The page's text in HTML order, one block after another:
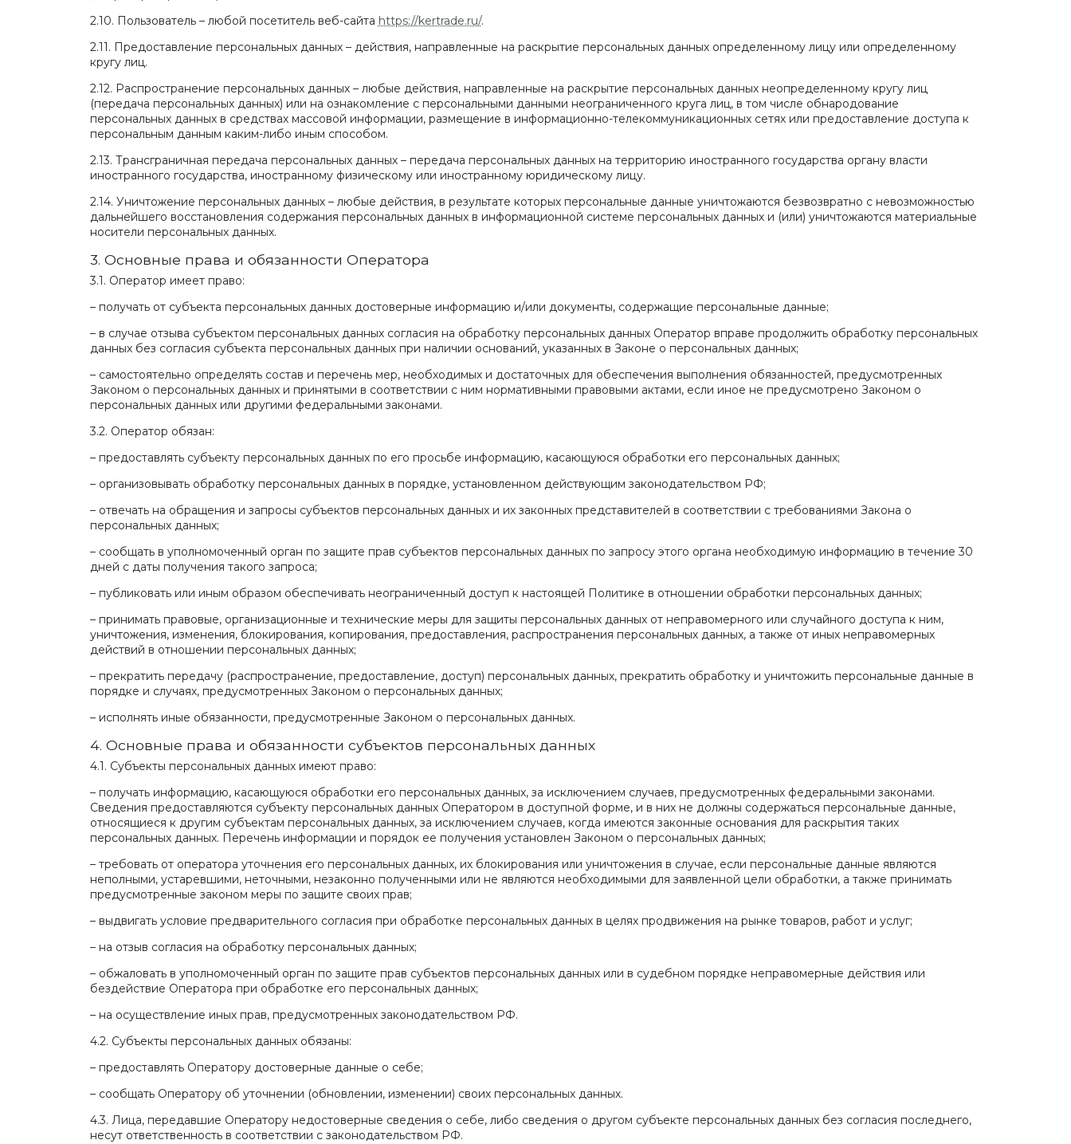
2.10. Пользователь – любой посетитель веб-сайта https://kertrade.ru/.
2.11. Предоставление персональных данных – действия, направленные на раскрытие персональных данных определенному лицу или определенному
кругу лиц.
2.12. Распространение персональных данных – любые действия, направленные на раскрытие персональных данных неопределенному кругу лиц
(передача персональных данных) или на ознакомление с персональными данными неограниченного круга лиц, в том числе обнародование
персональных данных в средствах массовой информации, размещение в информационно-телекоммуникационных сетях или предоставление доступа к
персональным данным каким-либо иным способом.
2.13. Трансграничная передача персональных данных – передача персональных данных на территорию иностранного государства органу власти
иностранного государства, иностранному физическому или иностранному юридическому лицу.
2.14. Уничтожение персональных данных – любые действия, в результате которых персональные данные уничтожаются безвозвратно с невозможностью
дальнейшего восстановления содержания персональных данных в информационной системе персональных данных и (или) уничтожаются материальные
носители персональных данных.
3. Основные права и обязанности Оператора
3.1. Оператор имеет право:
– получать от субъекта персональных данных достоверные информацию и/или документы, содержащие персональные данные;
– в случае отзыва субъектом персональных данных согласия на обработку персональных данных Оператор вправе продолжить обработку персональных
данных без согласия субъекта персональных данных при наличии оснований, указанных в Законе о персональных данных;
– самостоятельно определять состав и перечень мер, необходимых и достаточных для обеспечения выполнения обязанностей, предусмотренных
Законом о персональных данных и принятыми в соответствии с ним нормативными правовыми актами, если иное не предусмотрено Законом о
персональных данных или другими федеральными законами.
3.2. Оператор обязан:
– предоставлять субъекту персональных данных по его просьбе информацию, касающуюся обработки его персональных данных;
– организовывать обработку персональных данных в порядке, установленном действующим законодательством РФ;
– отвечать на обращения и запросы субъектов персональных данных и их законных представителей в соответствии с требованиями Закона о
персональных данных;
– сообщать в уполномоченный орган по защите прав субъектов персональных данных по запросу этого органа необходимую информацию в течение 30
дней с даты получения такого запроса;
– публиковать или иным образом обеспечивать неограниченный доступ к настоящей Политике в отношении обработки персональных данных;
– принимать правовые, организационные и технические меры для защиты персональных данных от неправомерного или случайного доступа к ним,
уничтожения, изменения, блокирования, копирования, предоставления, распространения персональных данных, а также от иных неправомерных
действий в отношении персональных данных;
– прекратить передачу (распространение, предоставление, доступ) персональных данных, прекратить обработку и уничтожить персональные данные в
порядке и случаях, предусмотренных Законом о персональных данных;
– исполнять иные обязанности, предусмотренные Законом о персональных данных.
4. Основные права и обязанности субъектов персональных данных
4.1. Субъекты персональных данных имеют право:
– получать информацию, касающуюся обработки его персональных данных, за исключением случаев, предусмотренных федеральными законами.
Сведения предоставляются субъекту персональных данных Оператором в доступной форме, и в них не должны содержаться персональные данные,
относящиеся к другим субъектам персональных данных, за исключением случаев, когда имеются законные основания для раскрытия таких
персональных данных. Перечень информации и порядок ее получения установлен Законом о персональных данных;
– требовать от оператора уточнения его персональных данных, их блокирования или уничтожения в случае, если персональные данные являются
неполными, устаревшими, неточными, незаконно полученными или не являются необходимыми для заявленной цели обработки, а также принимать
предусмотренные законом меры по защите своих прав;
– выдвигать условие предварительного согласия при обработке персональных данных в целях продвижения на рынке товаров, работ и услуг;
– на отзыв согласия на обработку персональных данных;
– обжаловать в уполномоченный орган по защите прав субъектов персональных данных или в судебном порядке неправомерные действия или
бездействие Оператора при обработке его персональных данных;
– на осуществление иных прав, предусмотренных законодательством РФ.
4.2. Субъекты персональных данных обязаны:
– предоставлять Оператору достоверные данные о себе;
– сообщать Оператору об уточнении (обновлении, изменении) своих персональных данных.
4.3. Лица, передавшие Оператору недостоверные сведения о себе, либо сведения о другом субъекте персональных данных без согласия последнего,
несут ответственность в соответствии с законодательством РФ.